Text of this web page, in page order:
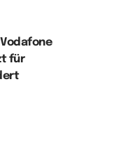
für